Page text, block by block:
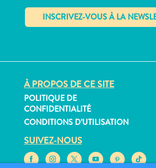
À PROPOS DE CE SITE
POLITIQUE DE
CONFIDENTIALITÉ
CONDITIONS D’UTILISATION
SUIVEZ-NOUS